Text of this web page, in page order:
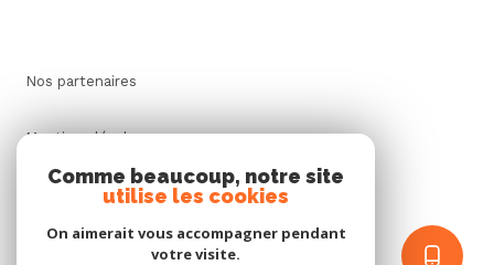
Nos partenaires
Mentions légales
Comme beaucoup, notre site
utilise les cookies
On aimerait vous accompagner pendant
votre visite.